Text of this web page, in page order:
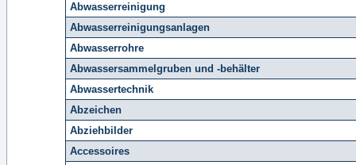
Abwasserreinigung
Abwasserreinigungsanlagen
Abwasserrohre
Abwassersammelgruben und -behälter
Abwassertechnik
Abzeichen
Abziehbilder
Accessoires